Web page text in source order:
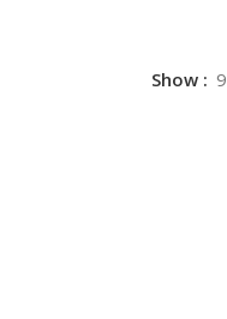
Show 9